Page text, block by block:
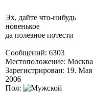
Эх, дайте что-нибудь
новенькое
да полезное потести
Сообщений: 6303
Местоположение: Москва
Зарегистрирован: 19. Мая
2006
Пол: